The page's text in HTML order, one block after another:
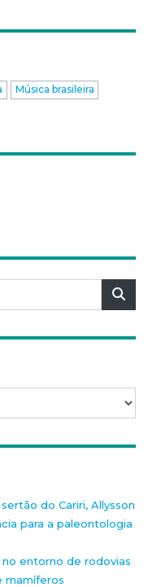
Música brasileira
WhatsApp
no LinkedIn
do Cariri, Allysson
para a paleontologia
entorno de rodovias
mamíferos